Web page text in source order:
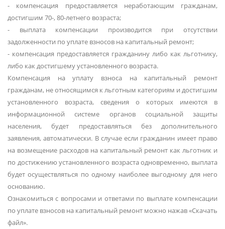
- компенсация предоставляется неработающим гражданам,
достигшим 70-, 80-летнего возраста;
- выплата компенсации производится при отсутствии
задолженности по уплате взносов на капитальный ремонт;
- компенсация предоставляется гражданину либо как льготнику,
либо как достигшему установленного возраста.
Компенсация на уплату взноса на капитальный ремонт
гражданам, не относящимся к льготным категориям и достигшим
установленного возраста, сведения о которых имеются в
информационной системе органов социальной защиты
населения, будет предоставляться без дополнительного
заявления, автоматически. В случае если гражданин имеет право
на возмещение расходов на капитальный ремонт как льготник и
по достижению установленного возраста одновременно, выплата
будет осуществляться по одному наиболее выгодному для него
основанию.
Ознакомиться с вопросами и ответами по выплате компенсации
по уплате взносов на капитальный ремонт можно нажав «Скачать
файл».